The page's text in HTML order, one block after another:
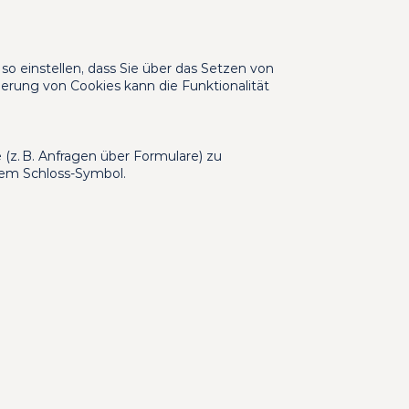
einstellen, dass Sie über das Setzen von
von Cookies kann die Funktionalität
B. Anfragen über Formulare) zu
Schloss-Symbol.